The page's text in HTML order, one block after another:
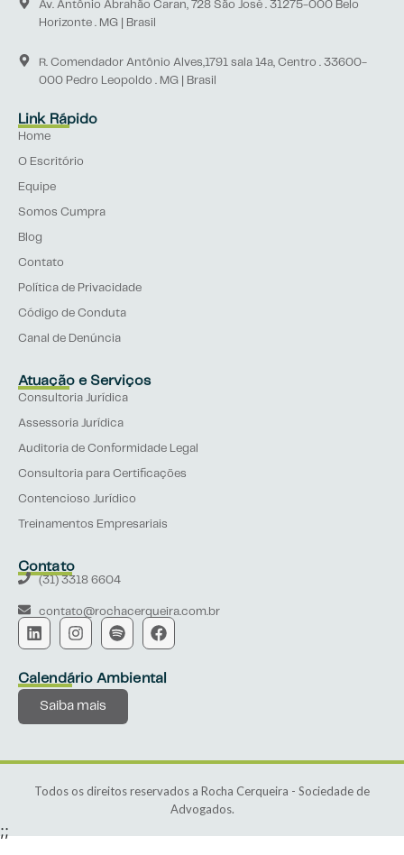
Av. Antônio Abrahão Caran, 728 São José . 31275-000 Belo
Horizonte . MG | Brasil
R. Comendador Antônio Alves,1791 sala 14a, Centro . 33600-
000 Pedro Leopoldo . MG | Brasil
Link Rápido
Home
O Escritório
Equipe
Somos Cumpra
Blog
Contato
Política de Privacidade
Código de Conduta
Canal de Denúncia
Atuação e Serviços
Consultoria Jurídica
Assessoria Jurídica
Auditoria de Conformidade Legal
Consultoria para Certificações
Contencioso Jurídico
Treinamentos Empresariais
Contato
(31) 3318 6604
contato@rochacerqueira.com.br
Calendário Ambiental
Saiba mais
Todos os direitos reservados a Rocha Cerqueira - Sociedade de
Advogados.
;;